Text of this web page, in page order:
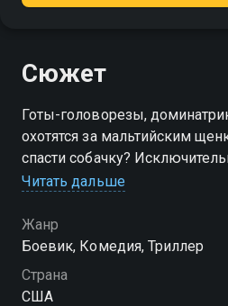
Сюжет
Готы-головорезы,
охотятся за мальтийским
спасти собачку?
актрисе, которой попутно
Читать дальше
Жанр
Боевик, Комедия, Триллер
Страна
США